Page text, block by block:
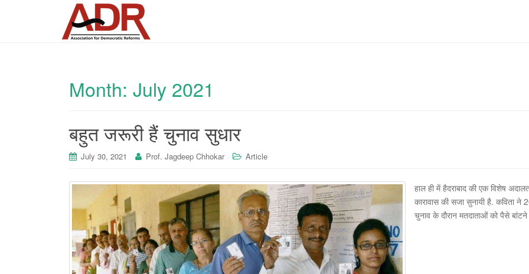
Month: July 2021
बहुत जरूरी हैं चुनाव सुधार
July 30, 2021 Prof. Jagdeep Chhokar Article
हाल ही में हैदराबाद की एक विशेष
कारावास की सजा सुनायी है. कविता
चुनाव के दौरान मतदाताओं को पैसे